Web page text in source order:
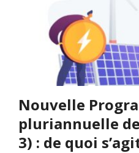
Nouvelle
pluriannuelle de
3) : de quoi